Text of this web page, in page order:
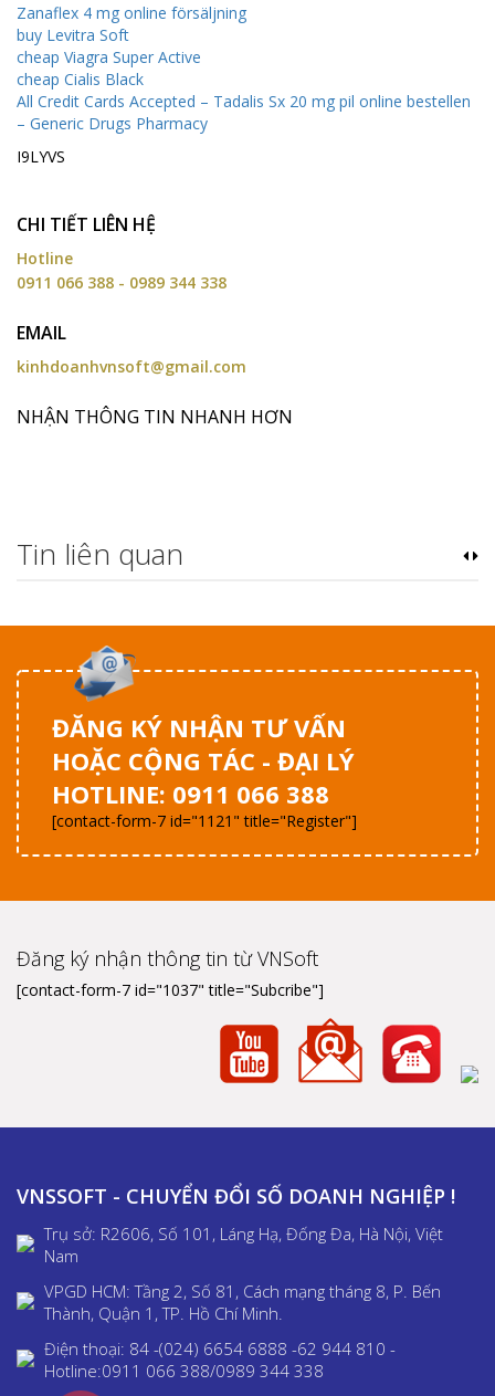
Zanaflex 4 mg online försäljning
buy Levitra Soft
cheap Viagra Super Active
cheap Cialis Black
All Credit Cards Accepted – Tadalis Sx 20 mg pil online bestellen
– Generic Drugs Pharmacy
I9LYVS
CHI TIẾT LIÊN HỆ
Hotline
0911 066 388 - 0989 344 338
EMAIL
kinhdoanhvnsoft@gmail.com
NHẬN THÔNG TIN NHANH HƠN
Tin liên quan
ĐĂNG KÝ NHẬN TƯ VẤN
HOẶC CỘNG TÁC - ĐẠI LÝ
HOTLINE: 0911 066 388
[contact-form-7 id="1121" title="Register"]
Đăng ký nhận thông tin từ VNSoft
[contact-form-7 id="1037" title="Subcribe"]
VNSSOFT - CHUYỂN ĐỔI SỐ DOANH NGHIỆP !
Trụ sở: R2606, Số 101, Láng Hạ, Đống Đa, Hà Nội, Việt
Nam
VPGD HCM: Tầng 2, Số 81, Cách mạng tháng 8, P. Bến
Thành, Quận 1, TP. Hồ Chí Minh.
Điện thoại: 84 -(024) 6654 6888 -62 944 810 -
Hotline:0911 066 388/0989 344 338